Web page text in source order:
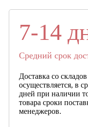
7-14
Средний срок
Доставка со
осуществляется, в
дней при наличии
товара сроки
менеджеров.